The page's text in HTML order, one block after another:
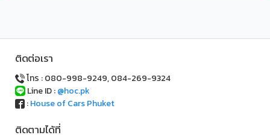
ติดต่อเรา
โทร : 080-998-9249, 084-269-9324
Line ID :@hoc.pk
:House of Cars Phuket
ติดตามได้ที่